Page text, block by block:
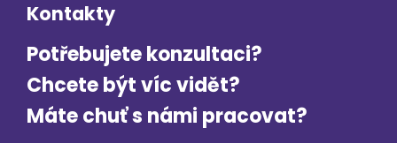
Kontakty
Potřebujete konzultaci?
Chcete být víc vidět?
Máte chuť s námi pracovat?